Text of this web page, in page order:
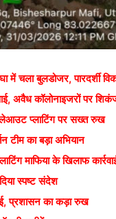
में चला बुलडोजर, पारदर्शी
अवैध कॉलोनाइजरों पर
लेआउट प्लाटिंग पर सख्त रुख
टीम का बड़ा अभियान
माफिया के खिलाफ
स्पष्ट संदेश
प्रशासन का कड़ा रुख